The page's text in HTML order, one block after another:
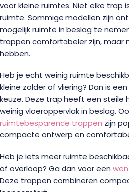
voor kleine ruimtes. Niet elke trap
ruimte. Sommige modellen zijn
mogelijk ruimte in beslag te
trappen comfortabeler zijn, maar
hebben.
Heb je echt weinig ruimte
kleine zolder of vliering? Dan is een
keuze. Deze trap heeft een steile
weinig vloeroppervlak in beslag.
ruimtebesparende trappen zijn
compacte ontwerp en
Heb je iets meer ruimte
of overloop? Ga dan voor een
Deze trappen combineren